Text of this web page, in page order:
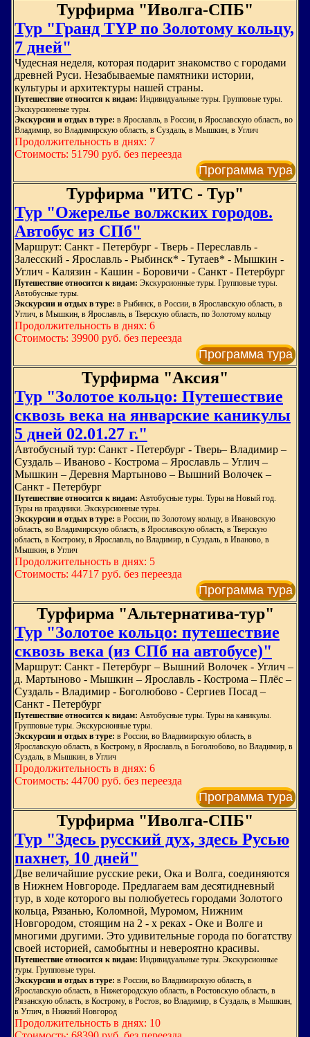
Турфирма "Иволга-СПБ"
Тур "Гранд TYP по Золотому кольцу,
7 дней"
Чудесная неделя, которая подарит знакомство с городами
древней Руси. Незабываемые памятники истории,
культуры и архитектуры нашей страны.
Путешествие относится к видам: Индивидуальные туры. Групповые туры.
Экскурсионные туры.
Экскурсии и отдых в туре: в Ярославль, в России, в Ярославскую область, во
Владимир, во Владимирскую область, в Суздаль, в Мышкин, в Углич
Продолжительность в днях: 7
Стоимость: 51790 руб. без переезда
Программа тура
Турфирма "ИТС - Тур"
Тур "Ожерелье волжских городов.
Автобус из СПб"
Маршрут: Санкт - Петербург - Тверь - Переславль -
Залесский - Ярославль - Рыбинск* - Тутаев* - Мышкин -
Углич - Калязин - Кашин - Боровичи - Санкт - Петербург
Путешествие относится к видам: Экскурсионные туры. Групповые туры.
Автобусные туры.
Экскурсии и отдых в туре: в Рыбинск, в России, в Ярославскую область, в
Углич, в Мышкин, в Ярославль, в Тверскую область, по Золотому кольцу
Продолжительность в днях: 6
Стоимость: 39900 руб. без переезда
Программа тура
Турфирма "Аксия"
Тур "Золотое кольцо: Путешествие
сквозь века на январские каникулы
5 дней 02.01.27 г."
Автобусный тур: Санкт - Петербург - Тверь– Владимир –
Суздаль – Иваново - Кострома – Ярославль – Углич –
Мышкин – Деревня Мартыново – Вышний Волочек –
Санкт - Петербург
Путешествие относится к видам: Автобусные туры. Туры на Новый год.
Туры на праздники. Экскурсионные туры.
Экскурсии и отдых в туре: в России, по Золотому кольцу, в Ивановскую
область, во Владимирскую область, в Ярославскую область, в Тверскую
область, в Кострому, в Ярославль, во Владимир, в Суздаль, в Иваново, в
Мышкин, в Углич
Продолжительность в днях: 5
Стоимость: 44717 руб. без переезда
Программа тура
Турфирма "Альтернатива-тур"
Тур "Золотое кольцо: путешествие
сквозь века (из СПб на автобусе)"
Маршрут: Санкт - Петербург – Вышний Волочек - Углич –
д. Мартыново - Мышкин – Ярославль - Кострома – Плёс –
Суздаль - Владимир - Боголюбово - Сергиев Посад –
Санкт - Петербург
Путешествие относится к видам: Автобусные туры. Туры на каникулы.
Групповые туры. Экскурсионные туры.
Экскурсии и отдых в туре: в России, во Владимирскую область, в
Ярославскую область, в Кострому, в Ярославль, в Боголюбово, во Владимир, в
Суздаль, в Мышкин, в Углич
Продолжительность в днях: 6
Стоимость: 44700 руб. без переезда
Программа тура
Турфирма "Иволга-СПБ"
Тур "Здесь русский дух, здесь Русью
пахнет, 10 дней"
Две величайшие русские реки, Ока и Волга, соединяются
в Нижнем Новгороде. Предлагаем вам десятидневный
тур, в ходе которого вы полюбуетесь городами Золотого
кольца, Рязанью, Коломной, Муромом, Нижним
Новгородом, стоящим на 2 - х реках - Оке и Волге и
многими другими. Это удивительные города по богатству
своей историей, самобытны и невероятно красивы.
Путешествие относится к видам: Индивидуальные туры. Экскурсионные
туры. Групповые туры.
Экскурсии и отдых в туре: в России, во Владимирскую область, в
Ярославскую область, в Нижегородскую область, в Ростовскую область, в
Рязанскую область, в Кострому, в Ростов, во Владимир, в Суздаль, в Мышкин,
в Углич, в Нижний Новгород
Продолжительность в днях: 10